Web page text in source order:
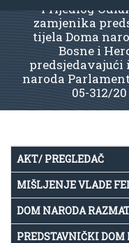
Prijedlog
zamjenika
tijela Doma
Bosne i
predsjedavajući
naroda
05-312/
AKT/ PREGLEDAČ
MIŠLJENJE VLADE
DOM NARODA
PREDSTAVNIČKI